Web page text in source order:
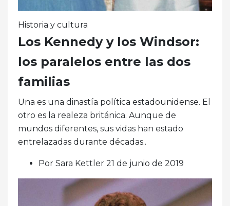
Historia y cultura
Los Kennedy y los Windsor:
los paralelos entre las dos
familias
Una es una dinastía política estadounidense. El
otro es la realeza británica. Aunque de
mundos diferentes, sus vidas han estado
entrelazadas durante décadas..
Por Sara Kettler 21 de junio de 2019